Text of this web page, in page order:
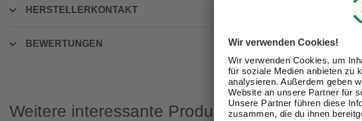
HERSTELLERKONTAKT
BEWERTUNGEN
Weitere interessante Produkte